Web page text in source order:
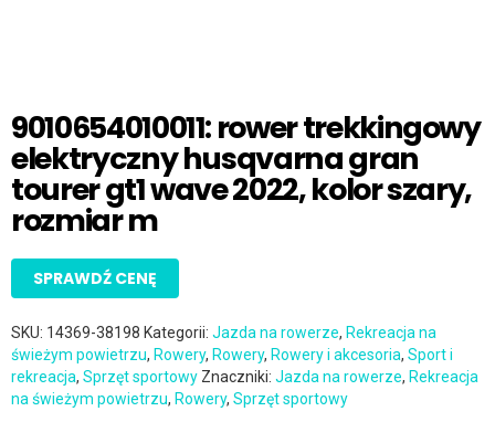
9010654010011: rower trekkingowy
elektryczny husqvarna gran
tourer gt1 wave 2022, kolor szary,
rozmiar m
SPRAWDŹ CENĘ
SKU: 14369-38198 Kategorii: Jazda na rowerze, Rekreacja na
świeżym powietrzu, Rowery, Rowery, Rowery i akcesoria, Sport i
rekreacja, Sprzęt sportowy Znaczniki: Jazda na rowerze, Rekreacja
na świeżym powietrzu, Rowery, Sprzęt sportowy